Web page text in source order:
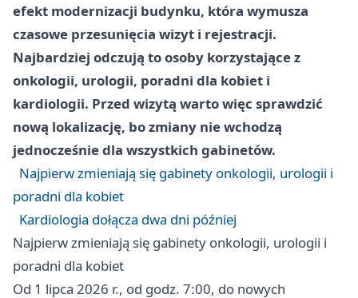
efekt modernizacji budynku, która wymusza
czasowe przesunięcia wizyt i rejestracji.
Najbardziej odczują to osoby korzystające z
onkologii, urologii, poradni dla kobiet i
kardiologii. Przed wizytą warto więc sprawdzić
nową lokalizację, bo zmiany nie wchodzą
jednocześnie dla wszystkich gabinetów.
Najpierw zmieniają się gabinety onkologii, urologii i
poradni dla kobiet
Kardiologia dołącza dwa dni później
Najpierw zmieniają się gabinety onkologii, urologii i
poradni dla kobiet
Od 1 lipca 2026 r., od godz. 7:00, do nowych